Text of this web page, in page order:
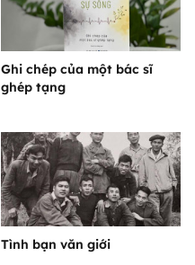
Ghi chép của một bác sĩ
ghép tạng
Tình bạn văn giới